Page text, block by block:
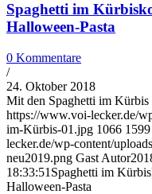
Spaghetti im
Halloween-Pasta
0 Kommentare
/
24. Oktober 2018
Mit den Spaghetti im
https://www.voi-lecker.de/
im-Kürbis-01.jpg 1066 1599
lecker.de/wp-content/
neu2019.png Gast Autor
18:33:51 Spaghetti im
Halloween-Pasta